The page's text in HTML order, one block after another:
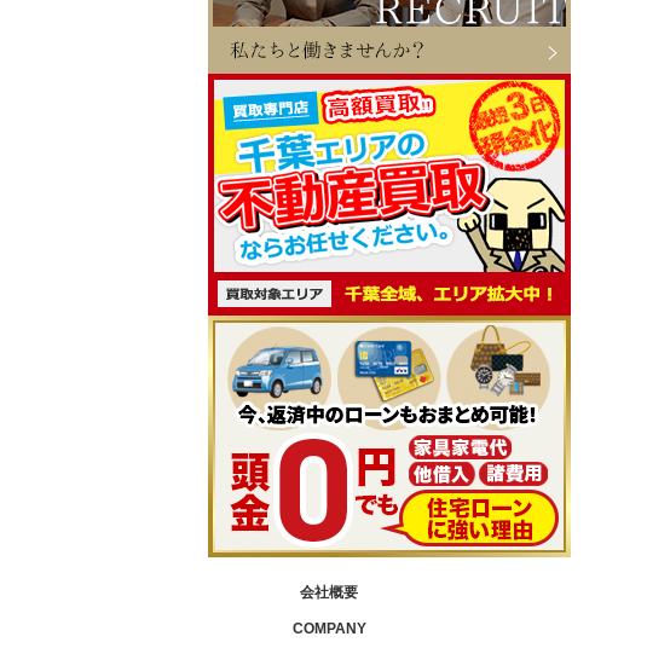
会社概要
COMPANY